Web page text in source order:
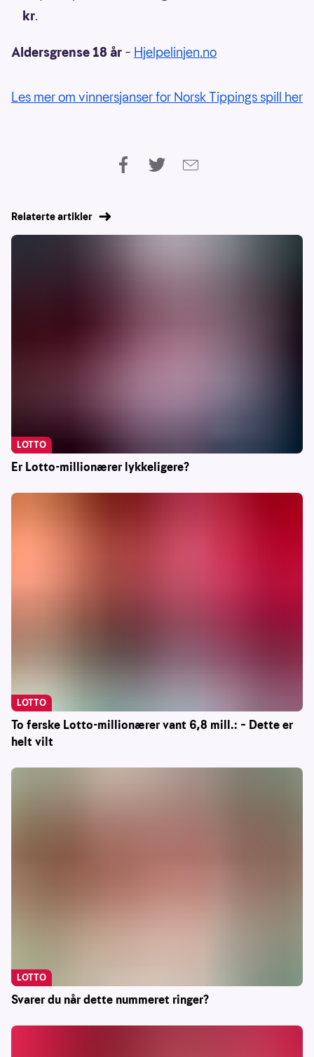
kr.
Aldersgrense 18 år – Hjelpelinjen.no
Les mer om vinnersjanser for Norsk Tippings spill her
Relaterte artikler
Er Lotto-millionærer lykkeligere?
LOTTO
To ferske Lotto-millionærer vant 6,8 mill.: – Dette er
helt vilt
LOTTO
Svarer du når dette nummeret ringer?
LOTTO